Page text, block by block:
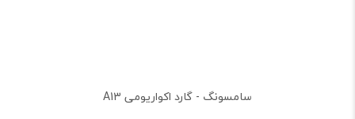
سامسونگ - گارد اکواریومی A13